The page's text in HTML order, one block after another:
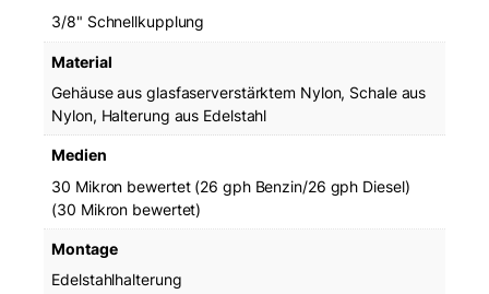
3/8" Schnellkupplung
Material
Gehäuse aus glasfaserverstärktem Nylon, Schale aus
Nylon, Halterung aus Edelstahl
Medien
30 Mikron bewertet (26 gph Benzin/26 gph Diesel)
(30 Mikron bewertet)
Montage
Edelstahlhalterung